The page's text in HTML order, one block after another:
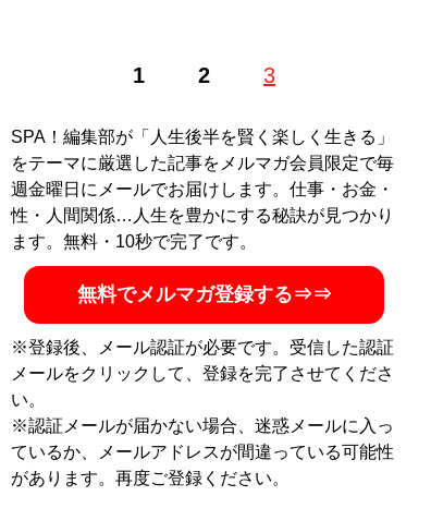
1 2 3
SPA！編集部が「人生後半を賢く楽しく生きる」
をテーマに厳選した記事をメルマガ会員限定で毎
週金曜日にメールでお届けします。仕事・お金・
性・人間関係…人生を豊かにする秘訣が見つかり
ます。無料・10秒で完了です。
無料でメルマガ登録する⇒⇒
※登録後、メール認証が必要です。受信した認証
メールをクリックして、登録を完了させてくださ
い。
※認証メールが届かない場合、迷惑メールに入っ
ているか、メールアドレスが間違っている可能性
があります。再度ご登録ください。